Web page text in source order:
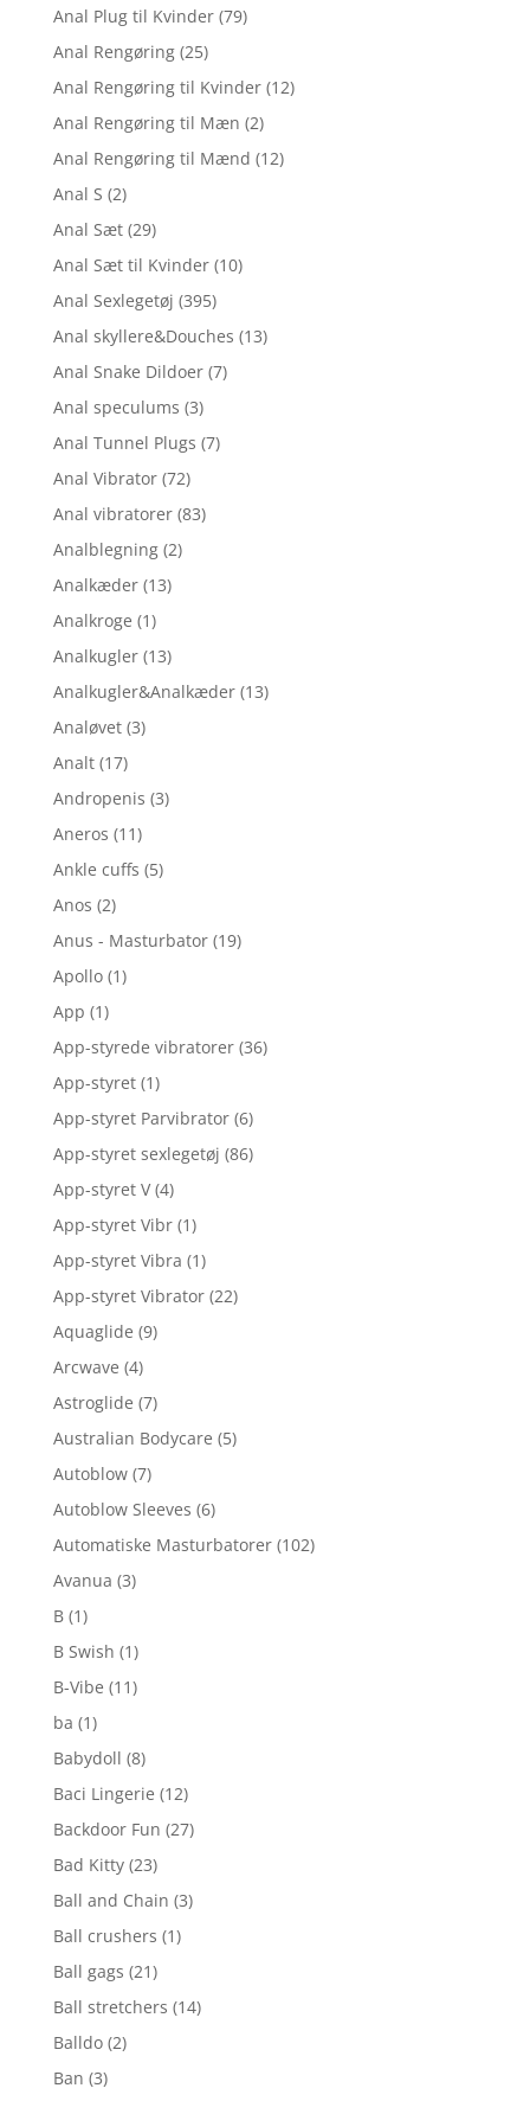
Anal Plug til Kvinder (79)
Anal Rengøring (25)
Anal Rengøring til Kvinder (12)
Anal Rengøring til Mæn (2)
Anal Rengøring til Mænd (12)
Anal S (2)
Anal Sæt (29)
Anal Sæt til Kvinder (10)
Anal Sexlegetøj (395)
Anal skyllere&Douches (13)
Anal Snake Dildoer (7)
Anal speculums (3)
Anal Tunnel Plugs (7)
Anal Vibrator (72)
Anal vibratorer (83)
Analblegning (2)
Analkæder (13)
Analkroge (1)
Analkugler (13)
Analkugler&Analkæder (13)
Analøvet (3)
Analt (17)
Andropenis (3)
Aneros (11)
Ankle cuffs (5)
Anos (2)
Anus - Masturbator (19)
Apollo (1)
App (1)
App-styrede vibratorer (36)
App-styret (1)
App-styret Parvibrator (6)
App-styret sexlegetøj (86)
App-styret V (4)
App-styret Vibr (1)
App-styret Vibra (1)
App-styret Vibrator (22)
Aquaglide (9)
Arcwave (4)
Astroglide (7)
Australian Bodycare (5)
Autoblow (7)
Autoblow Sleeves (6)
Automatiske Masturbatorer (102)
Avanua (3)
B (1)
B Swish (1)
B-Vibe (11)
ba (1)
Babydoll (8)
Baci Lingerie (12)
Backdoor Fun (27)
Bad Kitty (23)
Ball and Chain (3)
Ball crushers (1)
Ball gags (21)
Ball stretchers (14)
Balldo (2)
Ban (3)